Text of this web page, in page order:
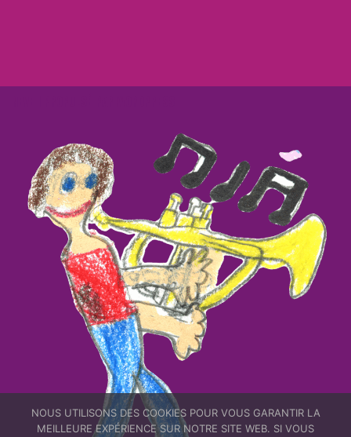
NOUS UTILISONS DES COOKIES POUR VOUS GARANTIR LA
MEILLEURE EXPÉRIENCE SUR NOTRE SITE WEB. SI VOUS